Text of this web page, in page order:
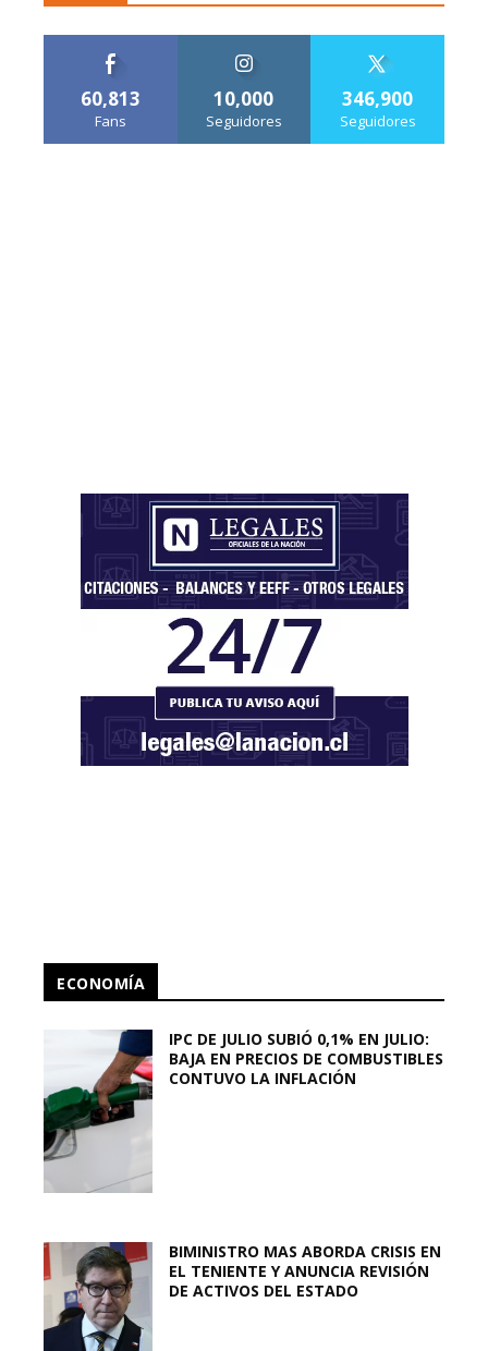
60,813
Fans
10,000
Seguidores
346,900
Seguidores
ECONOMÍA
IPC DE JULIO SUBIÓ 0,1% EN JULIO:
BAJA EN PRECIOS DE COMBUSTIBLES
CONTUVO LA INFLACIÓN
BIMINISTRO MAS ABORDA CRISIS EN
EL TENIENTE Y ANUNCIA REVISIÓN
DE ACTIVOS DEL ESTADO